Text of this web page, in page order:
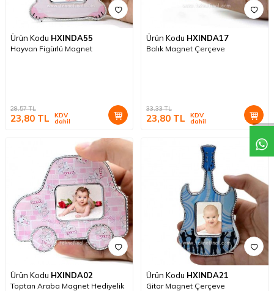
Ürün Kodu HXINDA55
Hayvan Figürlü Magnet
28,57TL
23,80 TL KDV
dahil
Ürün Kodu HXINDA17
Balık Magnet Çerçeve
33,33TL
23,80 TL KDV
dahil
Ürün Kodu HXINDA02
Toptan Araba Magnet Hediyelik
Ürün Kodu HXINDA21
Gitar Magnet Çerçeve